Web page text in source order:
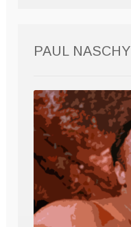
PAUL NASCHY